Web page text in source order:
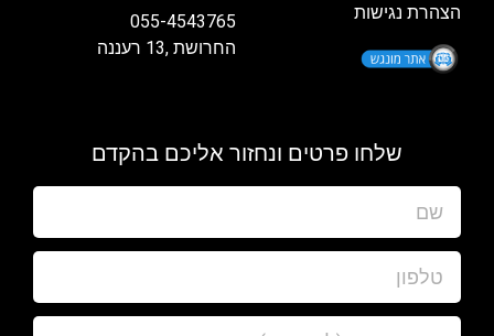
הצהרת נגישות
055-4543765
החרושת ,13 רעננה
שלחו פרטים ונחזור אליכם בהקדם